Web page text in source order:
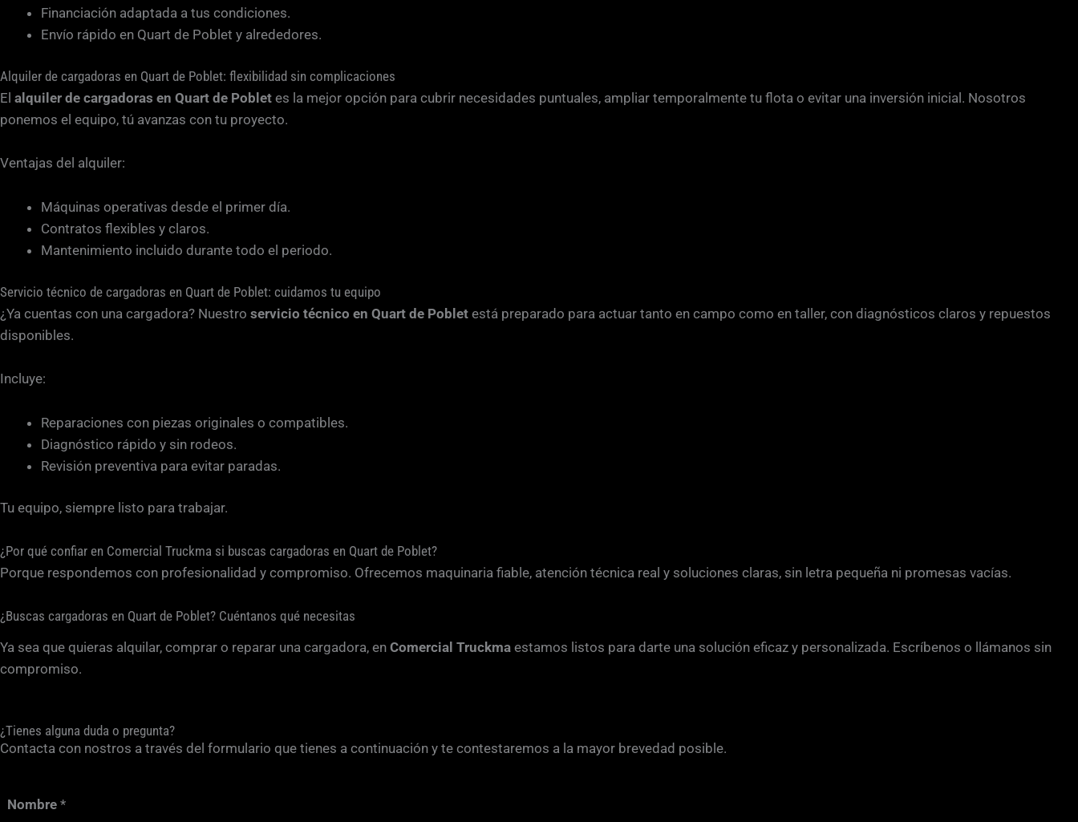
Financiación adaptada a tus condiciones.
Envío rápido en Quart de Poblet y alrededores.
Alquiler de cargadoras en Quart de Poblet: flexibilidad sin complicaciones
El alquiler de cargadoras en Quart de Poblet es la mejor opción para cubrir necesidades puntuales, ampliar temporalmente tu flota o evitar una inversión inicial. Nosotros
ponemos el equipo, tú avanzas con tu proyecto.
Ventajas del alquiler:
Máquinas operativas desde el primer día.
Contratos flexibles y claros.
Mantenimiento incluido durante todo el periodo.
Servicio técnico de cargadoras en Quart de Poblet: cuidamos tu equipo
¿Ya cuentas con una cargadora? Nuestro servicio técnico en Quart de Poblet está preparado para actuar tanto en campo como en taller, con diagnósticos claros y repuestos
disponibles.
Incluye:
Reparaciones con piezas originales o compatibles.
Diagnóstico rápido y sin rodeos.
Revisión preventiva para evitar paradas.
Tu equipo, siempre listo para trabajar.
¿Por qué confiar en Comercial Truckma si buscas cargadoras en Quart de Poblet?
Porque respondemos con profesionalidad y compromiso. Ofrecemos maquinaria fiable, atención técnica real y soluciones claras, sin letra pequeña ni promesas vacías.
¿Buscas cargadoras en Quart de Poblet? Cuéntanos qué necesitas
Ya sea que quieras alquilar, comprar o reparar una cargadora, en Comercial Truckma estamos listos para darte una solución eficaz y personalizada. Escríbenos o llámanos sin
compromiso.
¿Tienes alguna duda o pregunta?
Contacta con nostros a través del formulario que tienes a continuación y te contestaremos a la mayor brevedad posible.
Nombre *